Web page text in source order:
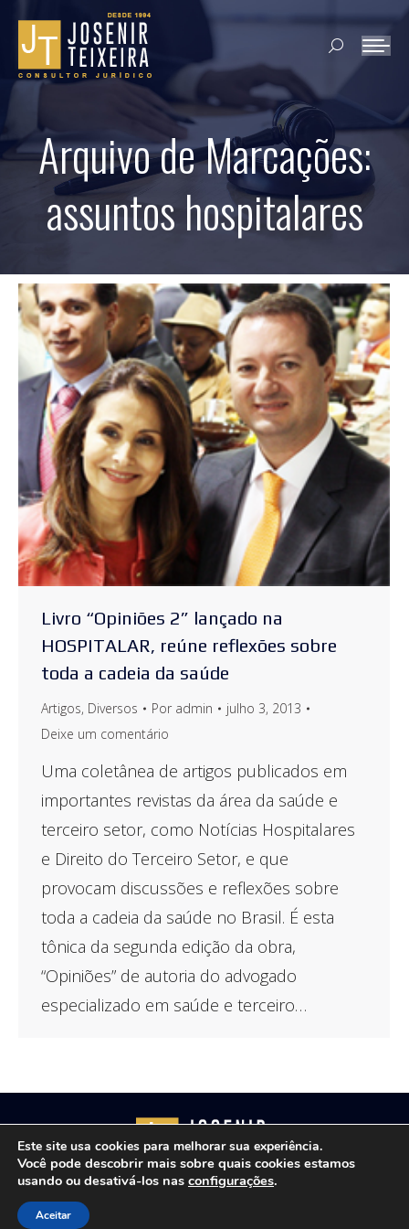
Search:
Arquivo de Marcações:
assuntos hospitalares
Livro “Opiniões 2” lançado na
HOSPITALAR, reúne reflexões sobre
toda a cadeia da saúde
Artigos, Diversos Por admin
julho 3, 2013
Deixe um comentário
Uma coletânea de artigos publicados em
importantes revistas da área da saúde e
terceiro setor, como Notícias Hospitalares
e Direito do Terceiro Setor, e que
provocam discussões e reflexões sobre
toda a cadeia da saúde no Brasil. É esta
tônica da segunda edição da obra,
“Opiniões” de autoria do advogado
especializado em saúde e terceiro…
Copyright © 2021 - Josenir Teixeira Advocacia. Todos os
direitos reservados. Site desenvolvido por
Este site usa cookies para melhorar sua experiência.
Você pode descobrir mais sobre quais cookies estamos
usando ou desativá-los nas configurações.
Aceitar